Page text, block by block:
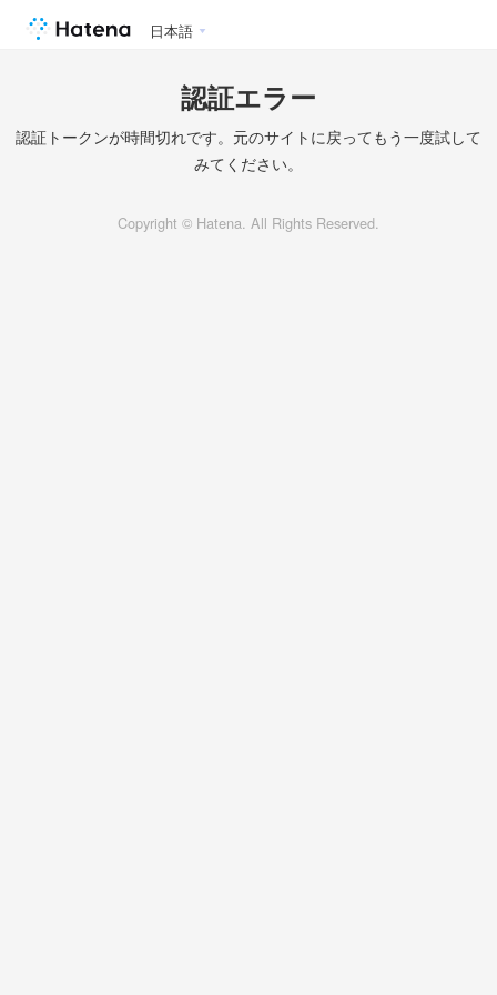
日本語
認証エラー
認証トークンが時間切れです。元のサイトに戻ってもう一度試して
みてください。
Copyright © Hatena. All Rights Reserved.